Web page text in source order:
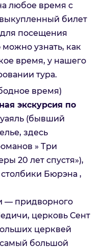
любое время с
билет
для посещения
узнать, как
время, у нашего
тура.
время)
экскурсия по
(бывший
здесь
» Три
20 лет спустя»),
Бюрэна ,
— придворного
церковь Сент
церквей
большой